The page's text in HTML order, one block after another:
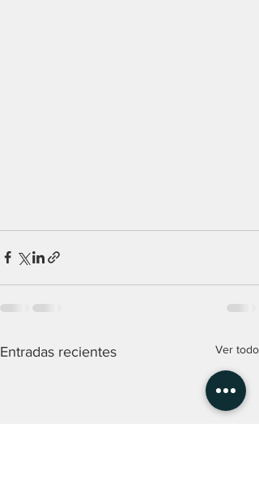
Entradas recientes Ver todo